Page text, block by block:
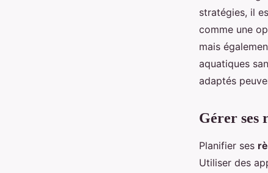
stratégies, il
comme une
mais
aquatiques
adaptés
Gérer ses
Planifier ses
Utiliser des